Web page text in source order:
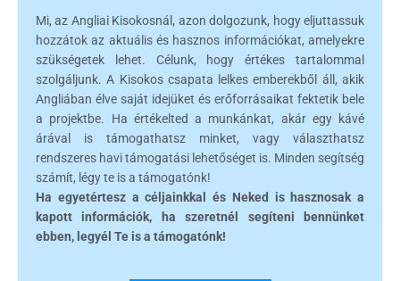
Mi, az Angliai Kisokosnál, azon dolgozunk, hogy eljuttassuk
hozzátok az aktuális és hasznos információkat, amelyekre
szükségetek lehet. Célunk, hogy értékes tartalommal
szolgáljunk. A Kisokos csapata lelkes emberekből áll, akik
Angliában élve saját idejüket és erőforrásaikat fektetik bele
a projektbe. Ha értékelted a munkánkat, akár egy kávé
árával is támogathatsz minket, vagy választhatsz
rendszeres havi támogatási lehetőséget is. Minden segítség
számít, légy te is a támogatónk!
Ha egyetértesz a céljainkkal és Neked is hasznosak a
kapott információk, ha szeretnél segíteni bennünket
ebben, legyél Te is a támogatónk!